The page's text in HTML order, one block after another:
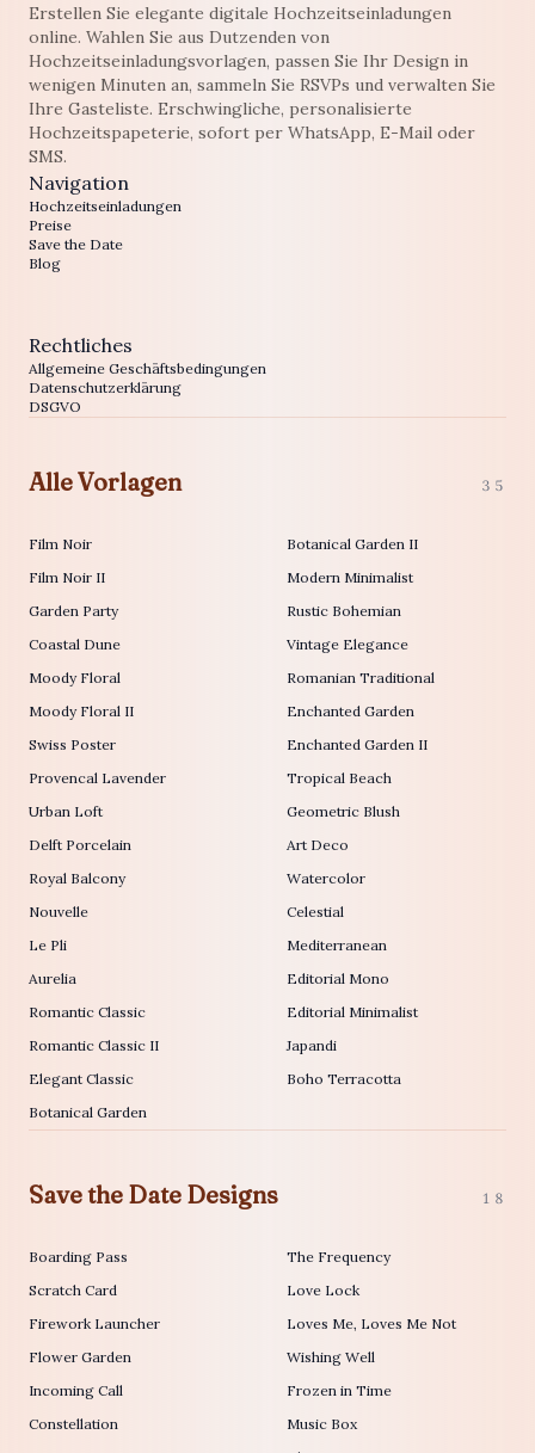
Erstellen Sie elegante digitale Hochzeitseinladungen
online. Wahlen Sie aus Dutzenden von
Hochzeitseinladungsvorlagen, passen Sie Ihr Design in
wenigen Minuten an, sammeln Sie RSVPs und verwalten Sie
Ihre Gasteliste. Erschwingliche, personalisierte
Hochzeitspapeterie, sofort per WhatsApp, E-Mail oder
SMS.
Navigation
Hochzeitseinladungen
Preise
Save the Date
Blog
Rechtliches
Allgemeine Geschäftsbedingungen
Datenschutzerklärung
DSGVO
Alle Vorlagen 35
Film Noir
Film Noir II
Garden Party
Coastal Dune
Moody Floral
Moody Floral II
Swiss Poster
Provencal Lavender
Urban Loft
Delft Porcelain
Royal Balcony
Nouvelle
Le Pli
Aurelia
Romantic Classic
Romantic Classic II
Elegant Classic
Botanical Garden
Botanical Garden II
Modern Minimalist
Rustic Bohemian
Vintage Elegance
Romanian Traditional
Enchanted Garden
Enchanted Garden II
Tropical Beach
Geometric Blush
Art Deco
Watercolor
Celestial
Mediterranean
Editorial Mono
Editorial Minimalist
Japandi
Boho Terracotta
Save the Date Designs 18
Boarding Pass
Scratch Card
Firework Launcher
Flower Garden
Incoming Call
Constellation
The Frequency
Love Lock
Loves Me, Loves Me Not
Wishing Well
Frozen in Time
Music Box